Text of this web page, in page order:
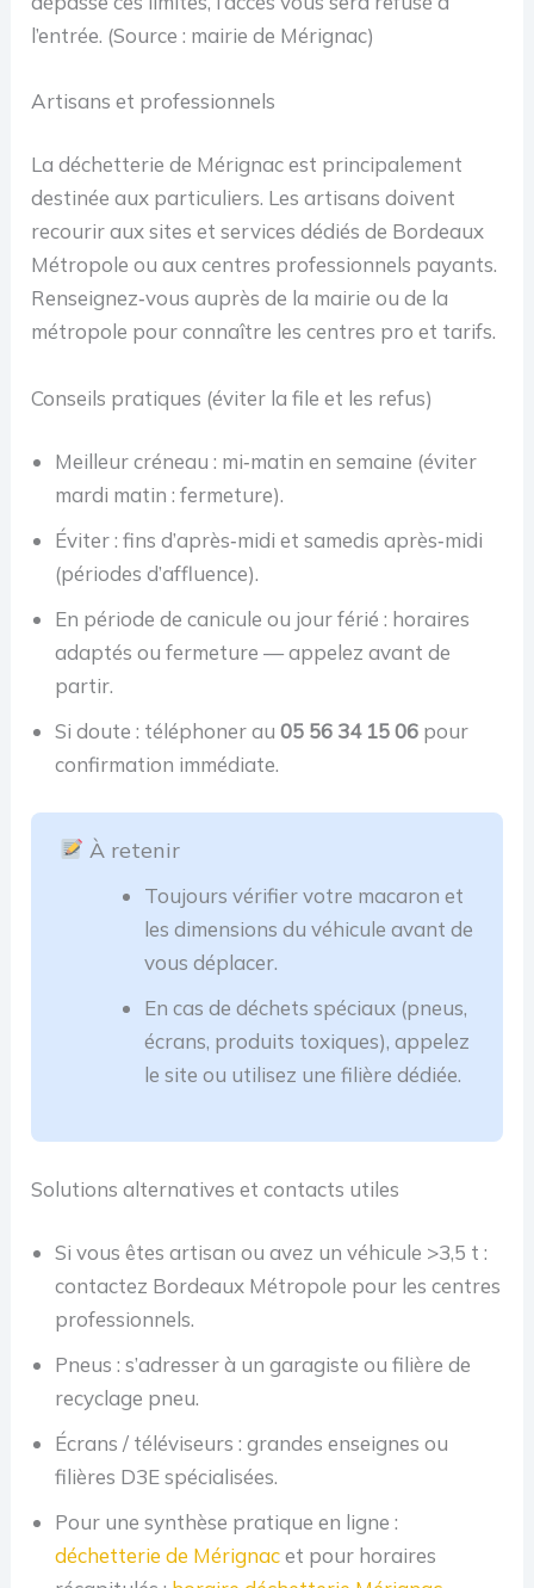
l’entrée. (Source : mairie de Mérignac)
Artisans et professionnels
La déchetterie de Mérignac est principalement
destinée aux particuliers. Les artisans doivent
recourir aux sites et services dédiés de Bordeaux
Métropole ou aux centres professionnels payants.
Renseignez‑vous auprès de la mairie ou de la
métropole pour connaître les centres pro et tarifs.
Conseils pratiques (éviter la file et les refus)
Meilleur créneau : mi‑matin en semaine (éviter
mardi matin : fermeture).
Éviter : fins d’après‑midi et samedis après‑midi
(périodes d’affluence).
En période de canicule ou jour férié : horaires
adaptés ou fermeture — appelez avant de
partir.
Si doute : téléphoner au05 56 34 15 06 pour
confirmation immédiate.
À retenir
Toujours vérifier votre macaron et
les dimensions du véhicule avant de
vous déplacer.
En cas de déchets spéciaux (pneus,
écrans, produits toxiques), appelez
le site ou utilisez une filière dédiée.
Solutions alternatives et contacts utiles
Si vous êtes artisan ou avez un véhicule >3,5 t :
contactez Bordeaux Métropole pour les centres
professionnels.
Pneus : s’adresser à un garagiste ou filière de
recyclage pneu.
Écrans / téléviseurs : grandes enseignes ou
filières D3E spécialisées.
Pour une synthèse pratique en ligne :
déchetterie de Mérignacet pour horaires